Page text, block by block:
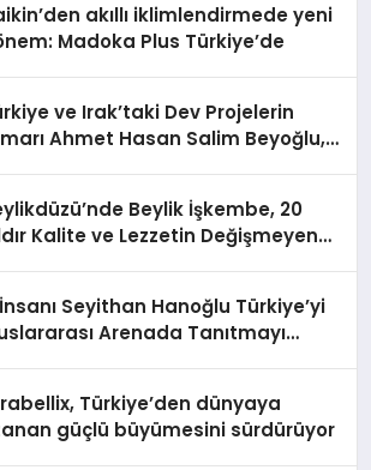
akıllı iklimlendirmede yeni
Madoka Plus Türkiye’de
ve Irak’taki Dev Projelerin
Ahmet Hasan Salim Beyoğlu,
GeçirecekBeylik İşkembe, 20
Kalite ve Lezzetin Değişmeyen
Seyithan Hanoğlu Türkiye’yi
Arenada Tanıtmayı
Türkiye’den dünyaya
güçlü büyümesini sürdürüyor